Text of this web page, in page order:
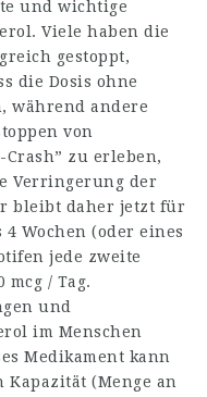
und wichtige
Viele haben die
gestoppt,
die Dosis ohne
während andere
von
zu erleben,
Verringerung der
bleibt daher jetzt für
Wochen (oder eines
jede zweite
mcg / Tag.
und
im Menschen
Medikament kann
Kapazität (Menge an